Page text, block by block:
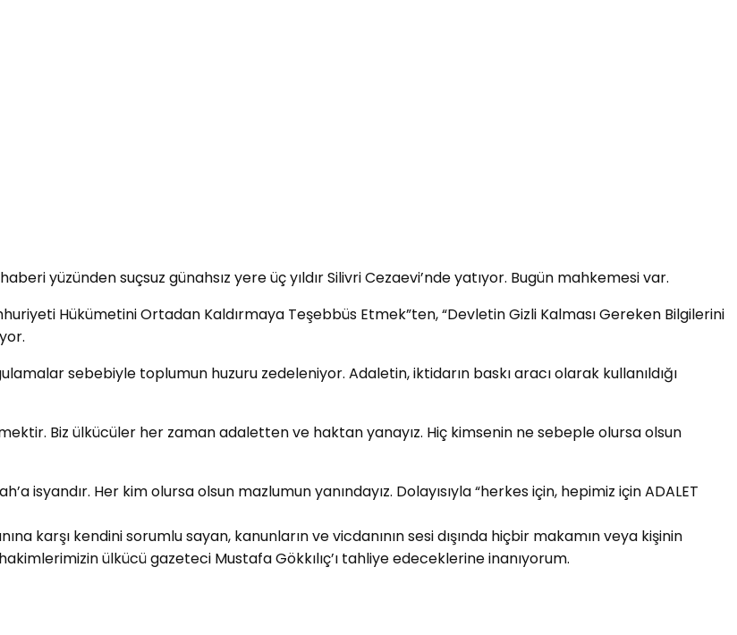
yüzünden suçsuz günahsız yere üç yıldır Silivri Cezaevi’nde yatıyor. Bugün mahkemesi var.
Hükümetini Ortadan Kaldırmaya Teşebbüs Etmek”ten, “Devletin Gizli Kalması Gereken Bilgilerini
sebebiyle toplumun huzuru zedeleniyor. Adaletin, iktidarın baskı aracı olarak kullanıldığı
Biz ülkücüler her zaman adaletten ve haktan yanayız. Hiç kimsenin ne sebeple olursa olsun
isyandır. Her kim olursa olsun mazlumun yanındayız. Dolayısıyla “herkes için, hepimiz için ADALET
karşı kendini sorumlu sayan, kanunların ve vicdanının sesi dışında hiçbir makamın veya kişinin
ülkücü gazeteci Mustafa Gökkılıç’ı tahliye edeceklerine inanıyorum.